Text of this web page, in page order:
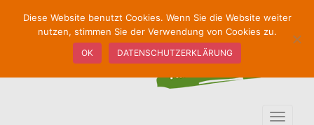
Diese Website benutzt Cookies. Wenn Sie die Website weiter
nutzen, stimmen Sie der Verwendung von Cookies zu.
OK DATENSCHUTZERKLÄRUNG